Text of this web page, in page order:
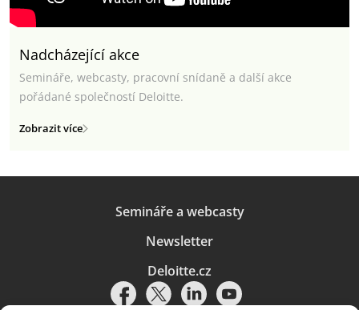
Nadcházející akce
Semináře, webcasty, pracovní snídaně a další akce
pořádané společností Deloitte.
Zobrazit více
Semináře a webcasty
Newsletter
Deloitte.cz